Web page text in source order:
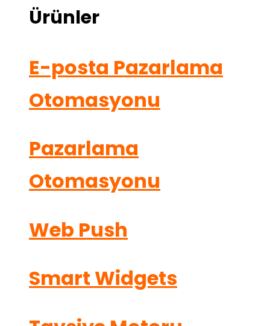
Ürünler
E-posta Pazarlama
Otomasyonu
Pazarlama
Otomasyonu
Web Push
Smart Widgets